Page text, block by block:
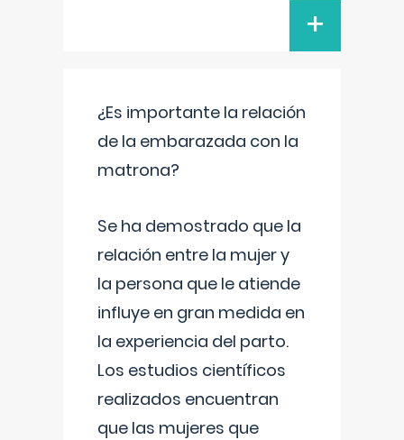
+
¿Es importante la relación
de la embarazada con la
matrona?
Se ha demostrado que la
relación entre la mujer y
la persona que le atiende
influye en gran medida en
la experiencia del parto.
Los estudios científicos
realizados encuentran
que las mujeres que